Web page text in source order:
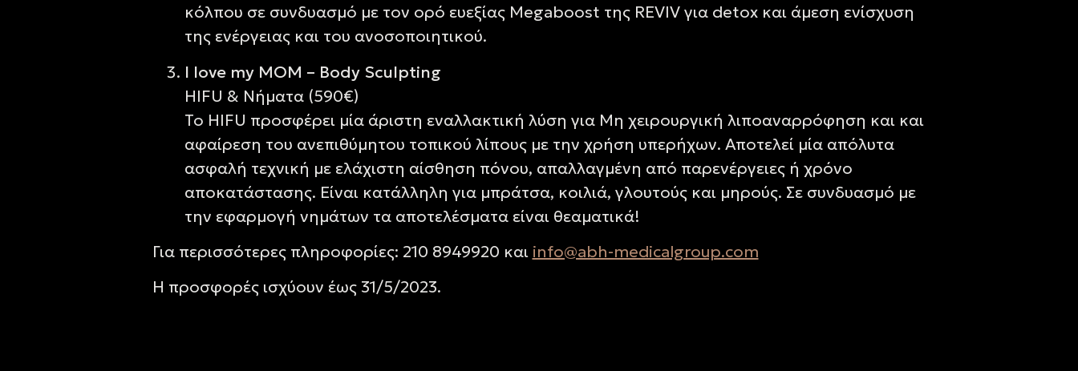
κόλπου σε συνδυασμό με τον ορό ευεξίας Megaboost της REVIV για detox και άμεση ενίσχυση
της ενέργειας και του ανοσοποιητικού.
I love my MOM – Body Sculpting
HIFU & Νήματα (590€)
Το HIFU προσφέρει μία άριστη εναλλακτική λύση για Μη χειρουργική λιποαναρρόφηση και και
αφαίρεση του ανεπιθύμητου τοπικού λίπους με την χρήση υπερήχων. Αποτελεί μία απόλυτα
ασφαλή τεχνική με ελάχιστη αίσθηση πόνου, απαλλαγμένη από παρενέργειες ή χρόνο
αποκατάστασης. Είναι κατάλληλη για μπράτσα, κοιλιά, γλουτούς και μηρούς. Σε συνδυασμό με
την εφαρμογή νημάτων τα αποτελέσματα είναι θεαματικά!
Για περισσότερες πληροφορίες: 210 8949920 και info@abh-medicalgroup.com
Η προσφορές ισχύουν έως 31/5/2023.